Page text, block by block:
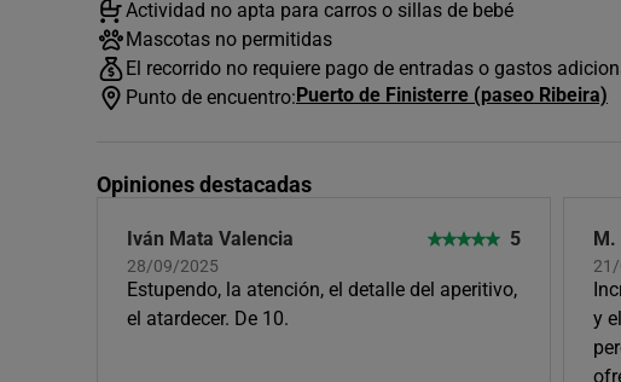
Actividad no apta para carros o sillas de bebé
Mascotas no permitidas
El recorrido no requiere pago de entradas o gastos
Punto de encuentro:Puerto de Finisterre (paseo Ribeira)
Opiniones destacadas
Iván Mata Valencia
28/09/2025
5
Estupendo, la atención, el detalle del aperitivo,
el atardecer. De 10.
M.
y